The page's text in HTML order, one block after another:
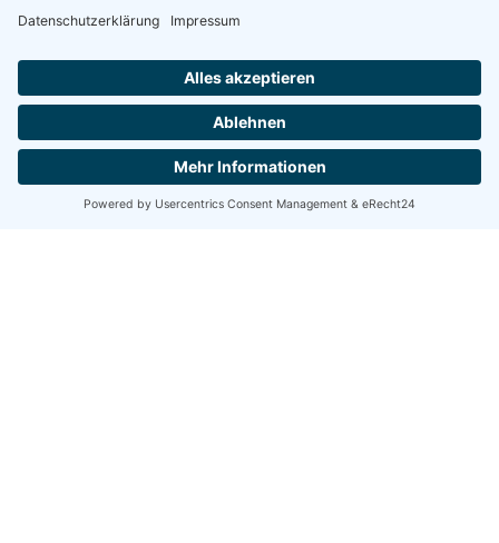
Pizzaaus unserem originalen Steinofen
Grillspezialitätenservieren wir Ihnen in
den Sommermonaten in unserem
Gastgarten frisch vom Grill.